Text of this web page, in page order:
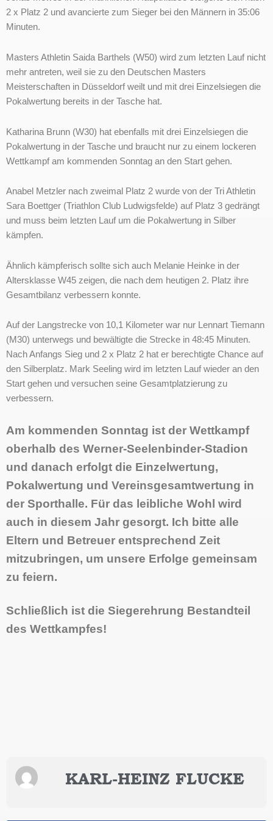
2 x Platz 2 und avancierte zum Sieger bei den Männern in 35:06
Minuten.
Masters Athletin Saida Barthels (W50) wird zum letzten Lauf nicht
mehr antreten, weil sie zu den Deutschen Masters
Meisterschaften in Düsseldorf weilt und mit drei Einzelsiegen die
Pokalwertung bereits in der Tasche hat.
Katharina Brunn (W30) hat ebenfalls mit drei Einzelsiegen die
Pokalwertung in der Tasche und braucht nur zu einem lockeren
Wettkampf am kommenden Sonntag an den Start gehen.
Anabel Metzler nach zweimal Platz 2 wurde von der Tri Athletin
Sara Boettger (Triathlon Club Ludwigsfelde) auf Platz 3 gedrängt
und muss beim letzten Lauf um die Pokalwertung in Silber
kämpfen.
Ähnlich kämpferisch sollte sich auch Melanie Heinke in der
Altersklasse W45 zeigen, die nach dem heutigen 2. Platz ihre
Gesamtbilanz verbessern konnte.
Auf der Langstrecke von 10,1 Kilometer war nur Lennart Tiemann
(M30) unterwegs und bewältigte die Strecke in 48:45 Minuten.
Nach Anfangs Sieg und 2 x Platz 2 hat er berechtigte Chance auf
den Silberplatz. Mark Seeling wird im letzten Lauf wieder an den
Start gehen und versuchen seine Gesamtplatzierung zu
verbessern.
Am kommenden Sonntag ist der Wettkampf
oberhalb des Werner-Seelenbinder-Stadion
und danach erfolgt die Einzelwertung,
Pokalwertung und Vereinsgesamtwertung in
der Sporthalle. Für das leibliche Wohl wird
auch in diesem Jahr gesorgt. Ich bitte alle
Eltern und Betreuer entsprechend Zeit
mitzubringen, um unsere Erfolge gemeinsam
zu feiern.
Schließlich ist die Siegerehrung Bestandteil
des Wettkampfes!
KARL-HEINZ FLUCKE